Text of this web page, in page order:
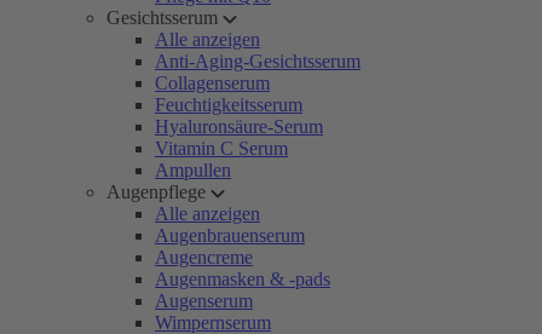
Gesichtsserum
Alle anzeigen
Anti-Aging-Gesichtsserum
Collagenserum
Feuchtigkeitsserum
Hyaluronsäure-Serum
Vitamin C Serum
Ampullen
Augenpflege
Alle anzeigen
Augenbrauenserum
Augencreme
Augenmasken & -pads
Augenserum
Wimpernserum